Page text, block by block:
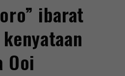
ibarat
Ooi